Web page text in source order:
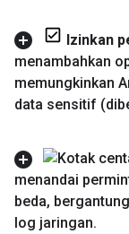
Izinkan
menambahkan
memungkinkan
data sensitif
menandai
beda,
log jaringan.